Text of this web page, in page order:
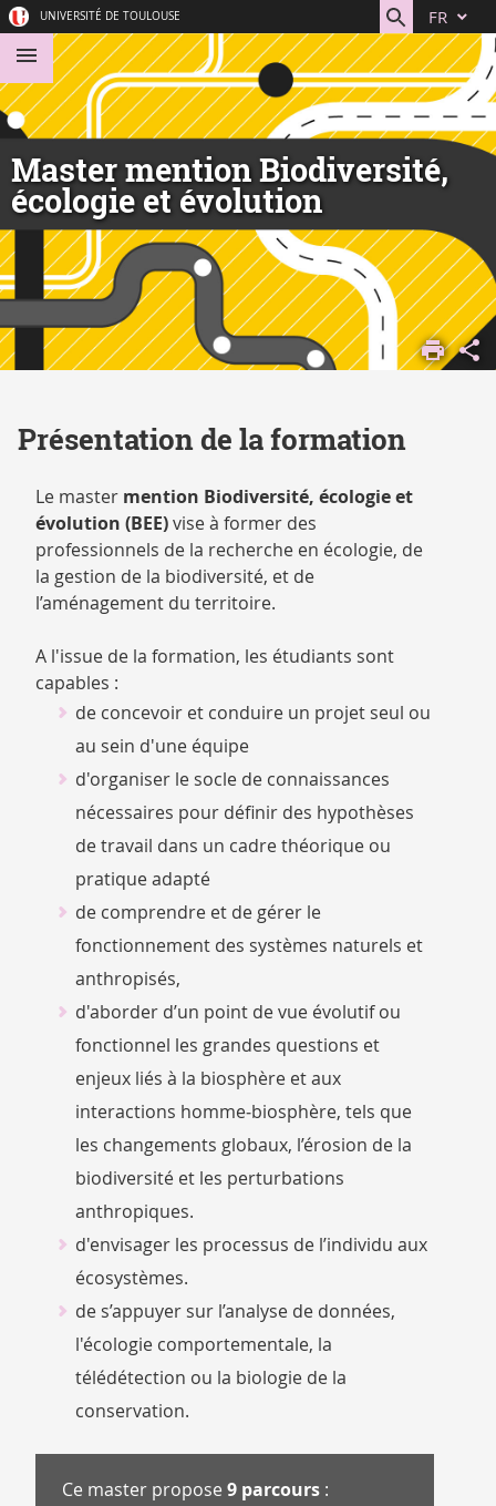
au
contenu
directs
UNIVERSITÉ DE TOULOUSE FR
Master mention Biodiversité,
écologie et évolution
ACCUEIL
S'ORIENTER,
NOS
CATALOGUE
DES
FORMATIONS
Présentation de la formation
Le master mention Biodiversité, écologie et
évolution (BEE)vise à former des
professionnels de la recherche en écologie, de
la gestion de la biodiversité, et de
l’aménagement du territoire.
A l'issue de la formation, les étudiants sont
capables :
de concevoir et conduire un projet seul ou
au sein d'une équipe
d'organiser le socle de connaissances
nécessaires pour définir des hypothèses
de travail dans un cadre théorique ou
pratique adapté
de comprendre et de gérer le
fonctionnement des systèmes naturels et
anthropisés,
d'aborder d’un point de vue évolutif ou
fonctionnel les grandes questions et
enjeux liés à la biosphère et aux
interactions homme‐biosphère, tels que
les changements globaux, l’érosion de la
biodiversité et les perturbations
anthropiques.
d'envisager les processus de l’individu aux
écosystèmes.
de s’appuyer sur l’analyse de données,
l'écologie comportementale, la
télédétection ou la biologie de la
conservation.
Ce master propose 9 parcours :